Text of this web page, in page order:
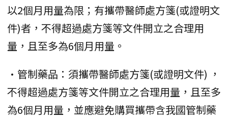
以2個月用量為限；有攜帶醫師處方箋(或證明文
件)者，不得超過處方箋等文件開立之合理用
量，且至多為6個月用量。
•管制藥品：須攜帶醫師處方箋(或證明文件) ，
不得超過處方箋等文件開立之合理用量，且至多
為6個月用量，並應避免購買攜帶含我國管制藥